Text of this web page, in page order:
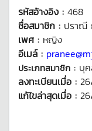
รหัสอ้างอิง : 468
ชื่อสมาชิก : ปราณี
เพศ : หญิง
อีเมล์ :
ประเภทสมาชิก : บุ
ลงทะเบียนเมื่อ :
แก้ไขล่าสุดเมื่อ :